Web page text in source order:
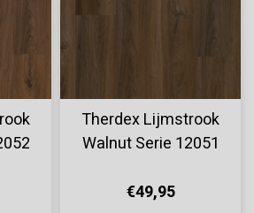
Therdex Lijmstrook
Walnut Serie 12051
€49,95